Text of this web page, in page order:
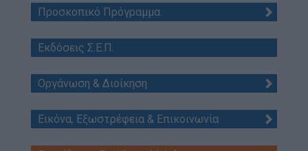
Βραβεία & Διακρίσεις
Τι κάνουμε
Η Προσκοπική Μέθοδος
Μάθηση στην Πράξη
Προσκοπικό Πρόγραμμα
Εκδόσεις Σ.Ε.Π.
Οργάνωση & Διοίκηση
Εικόνα, Εξωστρέφεια & Επικοινωνία